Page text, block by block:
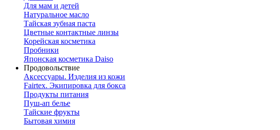
Для мам и детей
Натуральное масло
Тайская зубная паста
Цветные контактные линзы
Корейская косметика
Пробники
Японская косметика Daiso
Продовольствие
Аксессуары. Изделия из кожи
Fairtex. Экипировка для бокса
Продукты питания
Пуш-ап белье
Тайские фрукты
Бытовая химия